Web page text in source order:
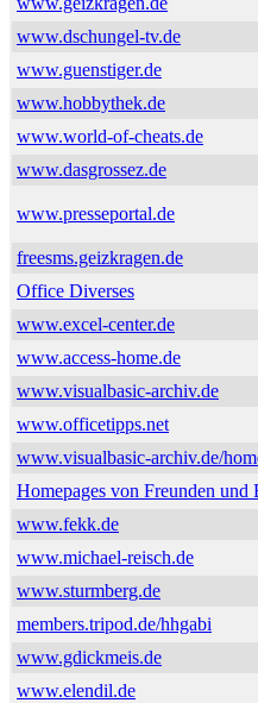
www.dschungel-tv.de
www.guenstiger.de
www.hobbythek.de
www.world-of-cheats.de
www.dasgrossez.de
www.presseportal.de
freesms.geizkragen.de
Office Diverses
www.excel-center.de
www.access-home.de
www.visualbasic-archiv.de
www.officetipps.net
www.visualbasic-archiv.de/
Homepages von Freunden und
www.fekk.de
www.michael-reisch.de
www.sturmberg.de
members.tripod.de/hhgabi
www.gdickmeis.de
www.elendil.de